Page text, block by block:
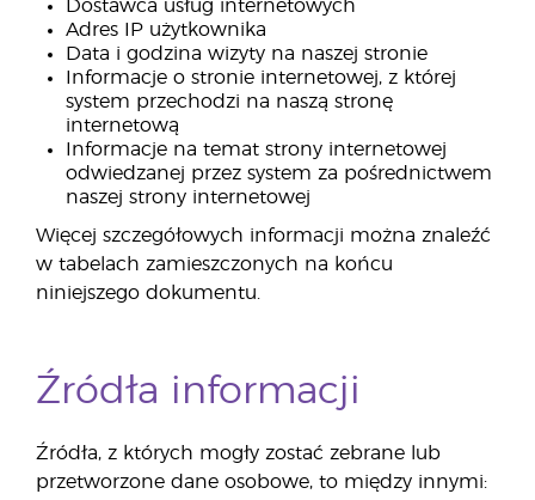
Dostawca usług internetowych
Adres IP użytkownika
Data i godzina wizyty na naszej stronie
Informacje o stronie internetowej, z której
system przechodzi na naszą stronę
internetową
Informacje na temat strony internetowej
odwiedzanej przez system za pośrednictwem
naszej strony internetowej
Więcej szczegółowych informacji można znaleźć
w tabelach zamieszczonych na końcu
niniejszego dokumentu.
Źródła informacji
Źródła, z których mogły zostać zebrane lub
przetworzone dane osobowe, to między innymi: